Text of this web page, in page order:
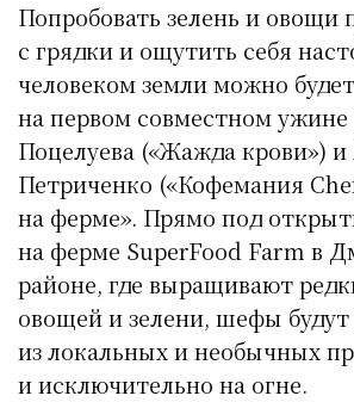
Попробовать зелень и овощи
с грядки и ощутить себя
человеком земли можно
на первом совместном ужине
Поцелуева («Жажда крови») и
Петриченко («Кофемания
на ферме». Прямо под
на ферме SuperFood Farm в
районе, где выращивают
овощей и зелени, шефы будут
из локальных и необычных
и исключительно на огне.